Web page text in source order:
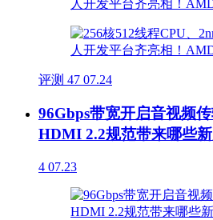
评测 47 07.24
96Gbps带宽开启音视频
HDMI 2.2规范带来哪些
4 07.23